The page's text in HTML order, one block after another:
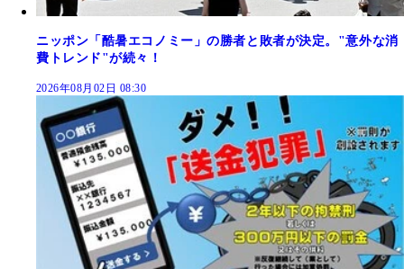
ニッポン「酷暑エコノミー」の勝者と敗者が決定。"意外な消
費トレンド"が続々！
2026年08月02日 08:30